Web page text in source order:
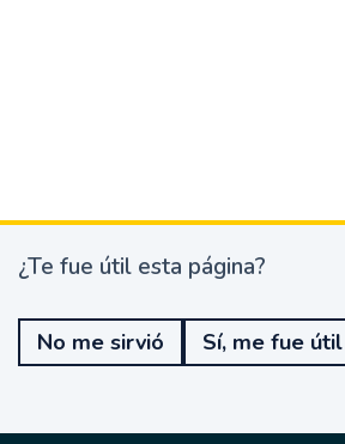
¿
e
u
¿Te fue útil esta página?
No me sirvió Sí, me fue útil